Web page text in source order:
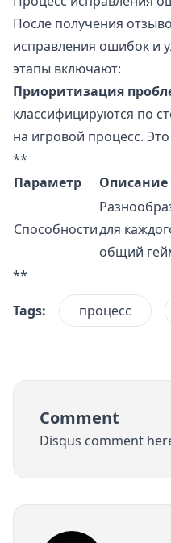
После получения
исправления ошибок и
этапы включают:
Приоритизация
классифицируются по
на игровой процесс.
**
Параметр
Описание
Способностидля
общий
**
Tags:
процесс
Comment
Disqus comment